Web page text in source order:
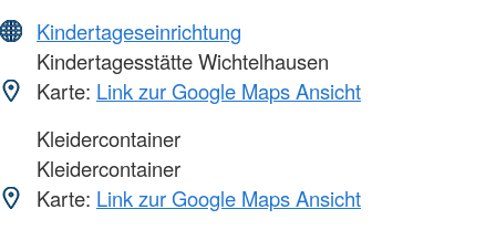
Kindertageseinrichtung
Kindertagesstätte Wichtelhausen
Karte: Link zur Google Maps Ansicht
Kleidercontainer
Kleidercontainer
Karte: Link zur Google Maps Ansicht